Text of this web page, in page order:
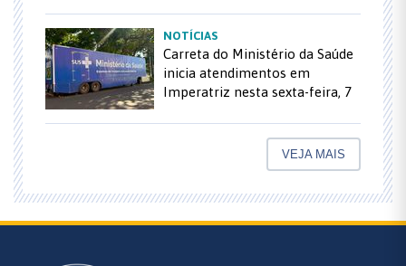
NOTÍCIAS
Carreta do Ministério da Saúde
inicia atendimentos em
Imperatriz nesta sexta-feira, 7
VEJA MAIS